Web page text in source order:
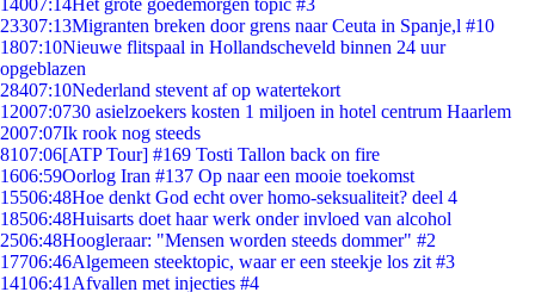
14007:14Het grote goedemorgen topic #3
23307:13Migranten breken door grens naar Ceuta in Spanje,l #10
1807:10Nieuwe flitspaal in Hollandscheveld binnen 24 uur
opgeblazen
28407:10Nederland stevent af op watertekort
12007:0730 asielzoekers kosten 1 miljoen in hotel centrum Haarlem
2007:07Ik rook nog steeds
8107:06[ATP Tour] #169 Tosti Tallon back on fire
1606:59Oorlog Iran #137 Op naar een mooie toekomst
15506:48Hoe denkt God echt over homo-seksualiteit? deel 4
18506:48Huisarts doet haar werk onder invloed van alcohol
2506:48Hoogleraar: "Mensen worden steeds dommer" #2
17706:46Algemeen steektopic, waar er een steekje los zit #3
14106:41 Afvallen met injecties #4